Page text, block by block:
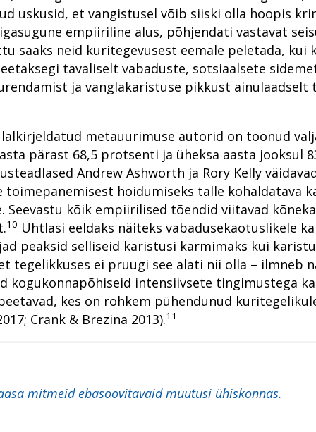
Mälestused Eurojusti tööst 2004–2019
uskusid, et vangistusel võib siiski olla hoopis
empiiriline alus, põhjendati vastavat
saaks neid kuritegevusest eemale peletada,
tavaliselt vabaduste, sotsiaalsete
ja vanglakaristuse pikkust
metauurimuse autorid on toonud
pärast 68,5 protsenti ja üheksa aasta jooksul
Andrew Ashworth ja Rory Kelly
hoidumiseks talle kohaldatava
Seevastu kõik empiirilised tõendid viitavad
10 Ühtlasi eeldaks näiteks vabadusekaotuslikele
peaksid selliseid karistusi karmimaks kui
tegelikkuses ei pruugi see alati nii olla – ilmneb
intensiivsete tingimustega
kes on rohkem pühendunud
Crank & Brezina 2013).11
mitmeid ebasoovitavaid muutusi ühiskonnas.